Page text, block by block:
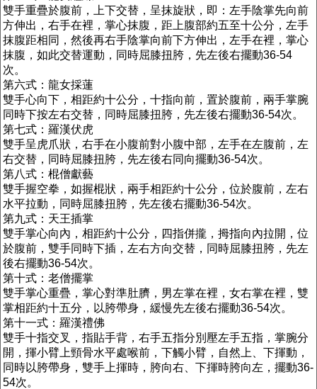
雙手重疊於腹前，上下交替，呈抹旋狀，即：左手陰掌先向前
方伸出，右手在裡，掌心抹腹，距上腹部約五至十公分，左手
抹腹距相同，然後再右手陰掌向前下方伸出，左手在裡，掌心
抹腹，如此交替運動，同時屈膝扭胯，先左後右擺動36-54
次。
第六式：龍女採蓮
雙手心向下，相距約十公分，十指向前，置於腹前，兩手掌腕
同時下按左右交替，同時屈膝扭胯，先左後右擺動36-54次。
第七式：羅漢伏虎
雙手呈虎爪狀，右手在小腹前對小腹中部，左手在左腹前，左
右交替，同時屈膝扭胯，先左後右同向擺動36-54次。
第八式：棍僧獻藝
雙手握空拳，如握棍狀，兩手相距約十公分，位於腹前，左右
水平拉動，同時屈膝扭胯，先左後右擺動36-54次。
第九式：天王插掌
雙手掌心向內，相距約十公分，四指併攏，拇指向內拉開，位
於腹前，雙手同時下插，左右方向交替，同時屈膝扭胯，先左
後右擺動36-54次。
第十式：老僧擺掌
雙手掌心重疊，掌心對準肚臍，男左掌在裡，女右掌在裡，雙
掌相距約十五分，以胯帶身，緩慢先左後右擺動36-54次。
第十一式：羅漢禮佛
雙手十指交叉，指貼手背，右手五指分別壓左手五指，掌腕分
開，揮小臂上頸骨水平處喉前，下觸小臂，自然上、下揮動，
同時以胯帶身，雙手上揮時，胯向右、下揮時胯向左，擺動36-
54次。